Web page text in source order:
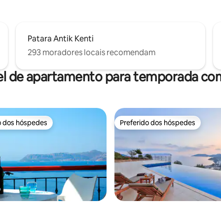
Patara Antik Kenti
293 moradores locais recomendam
de apartamento para temporada
dos hóspedes
dos hóspedes Preferido dos hóspedes
Preferido dos hóspedes